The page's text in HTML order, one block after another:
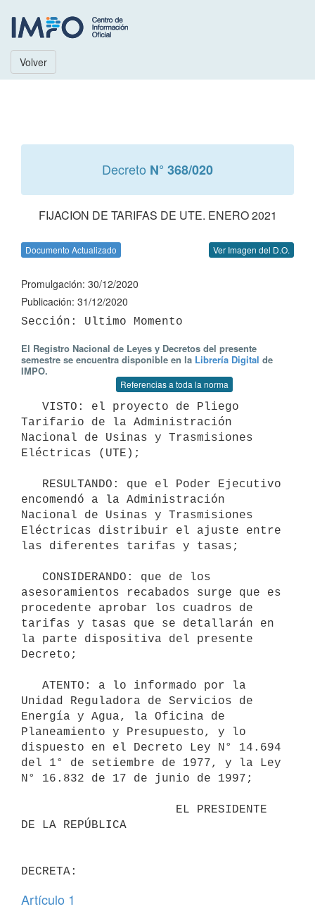
Volver
Decreto N° 368/020
FIJACION DE TARIFAS DE UTE. ENERO 2021
Documento Actualizado Ver Imagen del D.O.
Promulgación: 30/12/2020
Publicación: 31/12/2020
El Registro Nacional de Leyes y Decretos del presente
semestre se encuentra disponible en la Librería Digital de
IMPO.
Referencias a toda la norma
Tarifario de la Administración
Nacional de Usinas y Trasmisiones
Eléctricas (UTE);
encomendó a la Administración
Nacional de Usinas y Trasmisiones
Eléctricas distribuir el ajuste entre
las diferentes tarifas y tasas;
asesoramientos recabados surge que es
procedente aprobar los cuadros de
tarifas y tasas que se detallarán en
la parte dispositiva del presente
Decreto;
Unidad Reguladora de Servicios de
Energía y Agua, la Oficina de
Planeamiento y Presupuesto, y lo
dispuesto en el Decreto Ley N° 14.694
del 1° de setiembre de 1977, y la Ley
N° 16.832 de 17 de junio de 1997;
DE LA REPÚBLICA
Artículo 1